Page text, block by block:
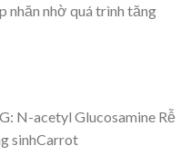
nhăn nhờ quá trình tăng
N-acetyl Glucosamine Rễ
sinhCarrot